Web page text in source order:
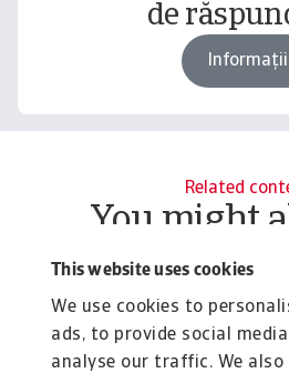
This website uses cookies
We use cookies to
ads, to provide social
analyse our traffic. We
de
Informații
Related
You might
Digital solutions
technologies like Machine Learning to